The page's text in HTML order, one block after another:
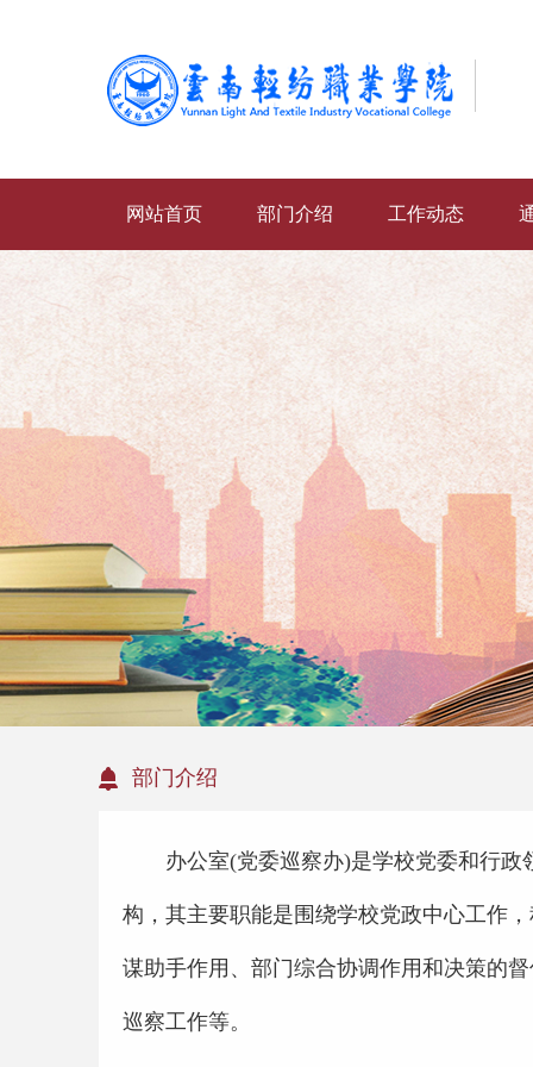
网站首页 部门介绍 工作动态
部门介绍
办公室(党委巡察办)是学校党委和行政
构，其主要职能是围绕学校党政中心工作
谋助手作用、部门综合协调作用和决策的
巡察工作等。